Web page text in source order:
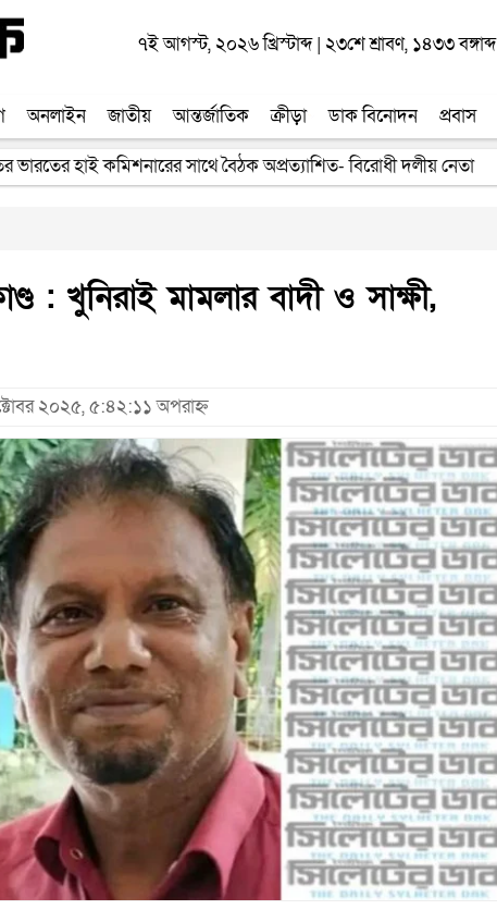
৭ই আগস্ট, ২০২৬ খ্রিস্টাব্দ| ২৩শে শ্রাবণ, ১৪৩৩ বঙ্গাব্দ
অনলাইন জাতীয় আন্তর্জাতিক ক্রীড়া ডাক বিনোদন প্রবাস
কর্মকর্তার সন্ধানের দাবি পরিবারের
: খুনিরাই মামলার বাদী ও সাক্ষী,
২০২৫, ৫:৪২:১১ অপরাহ্ন